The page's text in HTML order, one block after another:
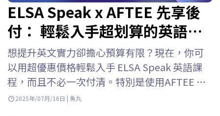
ELSA Speak x AFTEE 先享後
付： 輕鬆入手超划算的英語課
程！
想提升英文實力卻擔心預算有限？現在，你可
以用超優惠價格輕鬆入手 ELSA Speak 英語課
程，而且不必一次付清。特別是使用AFTEE 先
享後結帳的新用戶，購買 ELSA Speak 課程時還
2025年/07月/16日 | 魚丸